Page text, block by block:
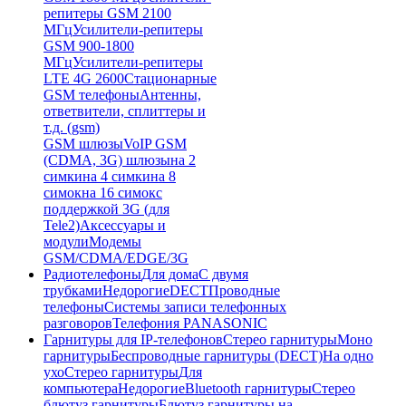
репитеры GSM 2100
МГцУсилители-репитеры
GSM 900-1800
МГцУсилители-репитеры
LTE 4G 2600Стационарные
GSM телефоныАнтенны,
ответвители, сплиттеры и
т.д. (gsm)
GSM шлюзыVoIP GSM
(CDMA, 3G) шлюзына 2
симкина 4 симкина 8
симокна 16 симокс
поддержкой 3G (для
Tele2)Аксессуары и
модулиМодемы
GSM/CDMA/EDGE/3G
РадиотелефоныДля домаС двумя
трубкамиНедорогиеDECTПроводные
телефоныСистемы записи телефонных
разговоровТелефония PANASONIC
Гарнитуры для IP-телефоновСтерео гарнитурыМоно
гарнитурыБеспроводные гарнитуры (DECT)На одно
ухоСтерео гарнитурыДля
компьютераНедорогиеBluetooth гарнитурыСтерео